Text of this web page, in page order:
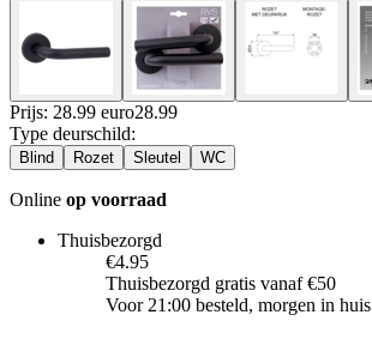
Prijs: 28.99 euro28.99
Type deurschild:
Blind Rozet Sleutel WC
Online op voorraad
Thuisbezorgd
€4.95
Thuisbezorgd gratis vanaf €50
Voor 21:00 besteld, morgen in huis